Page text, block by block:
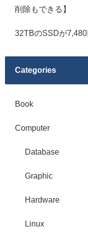
削除もできる】
32TBのSSDが
Categories
Book
Computer
Database
Graphic
Hardware
Linux